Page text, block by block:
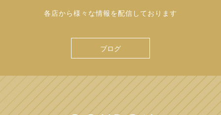
各店から様々な情報を配信しております
ブログ